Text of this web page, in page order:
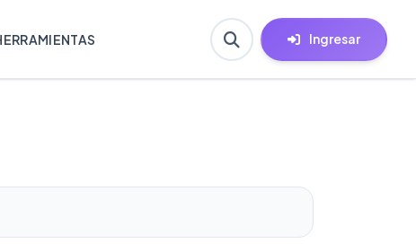
Ingresar